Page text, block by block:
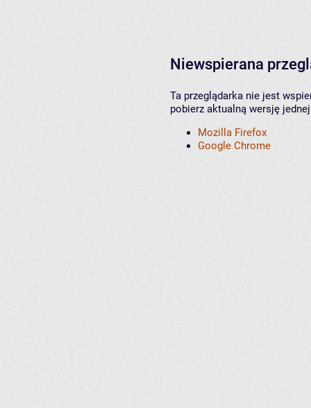
Niewspierana
Ta przeglądarka nie jest
pobierz aktualną wersję
Mozilla Firefox
Google Chrome